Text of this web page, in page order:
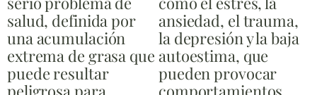
salud, definida por
una acumulación
extrema de grasa que
puede resultar
peligrosa para
ansiedad, el trauma,
la depresión y la baja
autoestima, que
pueden provocar
comportamientos